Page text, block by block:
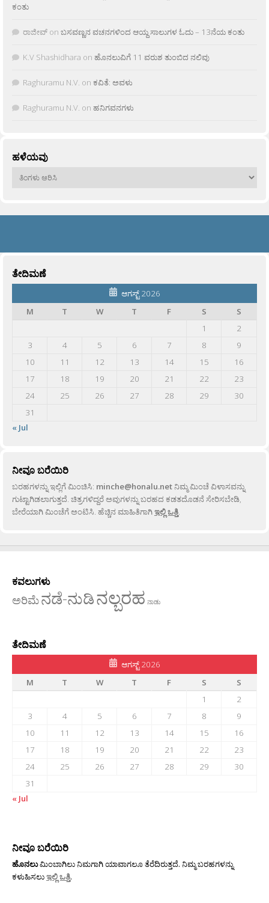
ಕಂತು
ರಾಜೀವ್ on ಬಸವಣ್ಣನ ವಚನಗಳಿಂದ ಆಯ್ದ ಸಾಲುಗಳ ಓದು – 13ನೆಯ ಕಂತು
K.V Shashidhara on ಹೊನಲುವಿಗೆ 11 ವರುಶ ತುಂಬಿದ ನಲಿವು
Raghuramu N.V. on ಕವಿತೆ: ಅವಳು
Raghuramu N.V. on ಹನಿಗವನಗಳು
ಹಳೆಯವು
ಹಳೆಯವು
ತೇದಿಮಣೆ
ಆಗಸ್ಟ್ 2026
M
T W T F S
S
1
2
3
4 5 6 7 8
9
10
11 12 13 14 15
16
17
18 19 20 21 22
23
24
25 26 27 28 29
30
31
« Jul
ನೀವೂ ಬರೆಯಿರಿ
ಬರಹಗಳನ್ನು ಇಲ್ಲಿಗೆ ಮಿಂಚಿಸಿ: minche@honalu.netನಿಮ್ಮ ಮಿಂಚೆ ವಿಳಾಸವನ್ನು
ಗುಟ್ಟಾಗಿಡಲಾಗುತ್ತದೆ. ಚಿತ್ರಗಳಿದ್ದರೆ ಅವುಗಳನ್ನು ಬರಹದ ಕಡತದೊಡನೆ ಸೇರಿಸಬೇಡಿ,
ಬೇರೆಯಾಗಿ ಮಿಂಚೆಗೆ ಅಂಟಿಸಿ. ಹೆಚ್ಚಿನ ಮಾಹಿತಿಗಾಗಿಇಲ್ಲಿ ಒತ್ತಿ
ಕವಲುಗಳು
ಅರಿಮೆನಡೆ-ನುಡಿನಲ್ಬರಹ ನಾಡು
ತೇದಿಮಣೆ
ಆಗಸ್ಟ್ 2026
M
T W T F S
S
1
2
3
4 5 6 7 8
9
10
11 12 13 14 15
16
17
18 19 20 21 22
23
24
25 26 27 28 29
30
31
« Jul
ನೀವೂ ಬರೆಯಿರಿ
ಹೊನಲುಮಿಂಬಾಗಿಲು ನಿಮಗಾಗಿ ಯಾವಾಗಲೂ ತೆರೆದಿರುತ್ತದೆ. ನಿಮ್ಮ ಬರಹಗಳನ್ನು
ಕಳುಹಿಸಲುಇಲ್ಲಿ ಒತ್ತಿ.